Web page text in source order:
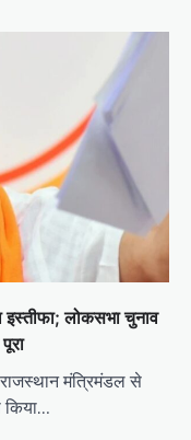
इस्तीफा; लोकसभा चुनाव
राजस्थान मंत्रिमंडल से
किया…